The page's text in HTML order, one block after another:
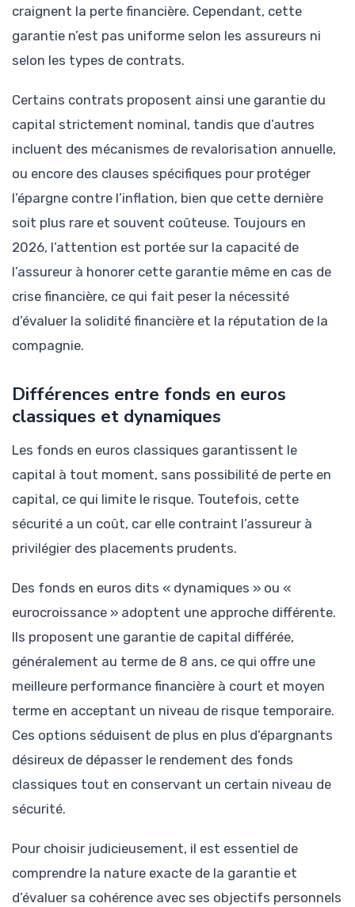
craignent la perte financière. Cependant, cette
garantie n’est pas uniforme selon les assureurs ni
selon les types de contrats.
Certains contrats proposent ainsi une garantie du
capital strictement nominal, tandis que d’autres
incluent des mécanismes de revalorisation annuelle,
ou encore des clauses spécifiques pour protéger
l’épargne contre l’inflation, bien que cette dernière
soit plus rare et souvent coûteuse. Toujours en
2026, l’attention est portée sur la capacité de
l’assureur à honorer cette garantie même en cas de
crise financière, ce qui fait peser la nécessité
d’évaluer la solidité financière et la réputation de la
compagnie.
Différences entre fonds en euros
classiques et dynamiques
Les fonds en euros classiques garantissent le
capital à tout moment, sans possibilité de perte en
capital, ce qui limite le risque. Toutefois, cette
sécurité a un coût, car elle contraint l’assureur à
privilégier des placements prudents.
Des fonds en euros dits « dynamiques » ou «
eurocroissance » adoptent une approche différente.
Ils proposent une garantie de capital différée,
généralement au terme de 8 ans, ce qui offre une
meilleure performance financière à court et moyen
terme en acceptant un niveau de risque temporaire.
Ces options séduisent de plus en plus d’épargnants
désireux de dépasser le rendement des fonds
classiques tout en conservant un certain niveau de
sécurité.
Pour choisir judicieusement, il est essentiel de
comprendre la nature exacte de la garantie et
d’évaluer sa cohérence avec ses objectifs personnels